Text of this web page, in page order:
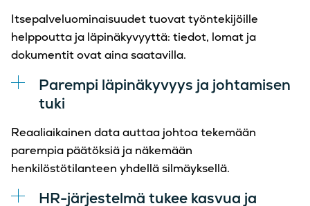
Itsepalveluominaisuudet tuovat työntekijöille
helppoutta ja läpinäkyvyyttä: tiedot, lomat ja
dokumentit ovat aina saatavilla.
Parempi läpinäkyvyys ja johtamisen
tuki
Reaaliaikainen data auttaa johtoa tekemään
parempia päätöksiä ja näkemään
henkilöstötilanteen yhdellä silmäyksellä.
HR-järjestelmä tukee kasvua ja